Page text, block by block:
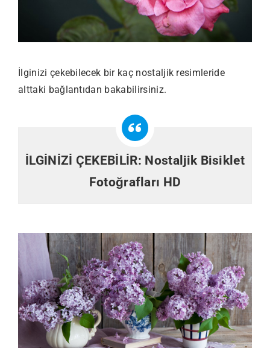
İlginizi çekebilecek bir kaç nostaljik resimleride
alttaki bağlantıdan bakabilirsiniz.
İLGİNİZİ ÇEKEBİLİR: Nostaljik Bisiklet
Fotoğrafları HD